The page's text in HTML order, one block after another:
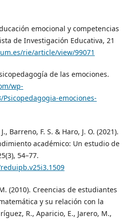
emocional y competencias
de Investigación Educativa, 21
rie/article/view/99071
de las emociones.
wp-
emociones-
Barreno, F. S. & Haro, J. O. (2021).
académico: Un estudio de
54–77.
(2010). Creencias de estudiantes
y su relación con la
R., Aparicio, E., Jarero, M.,